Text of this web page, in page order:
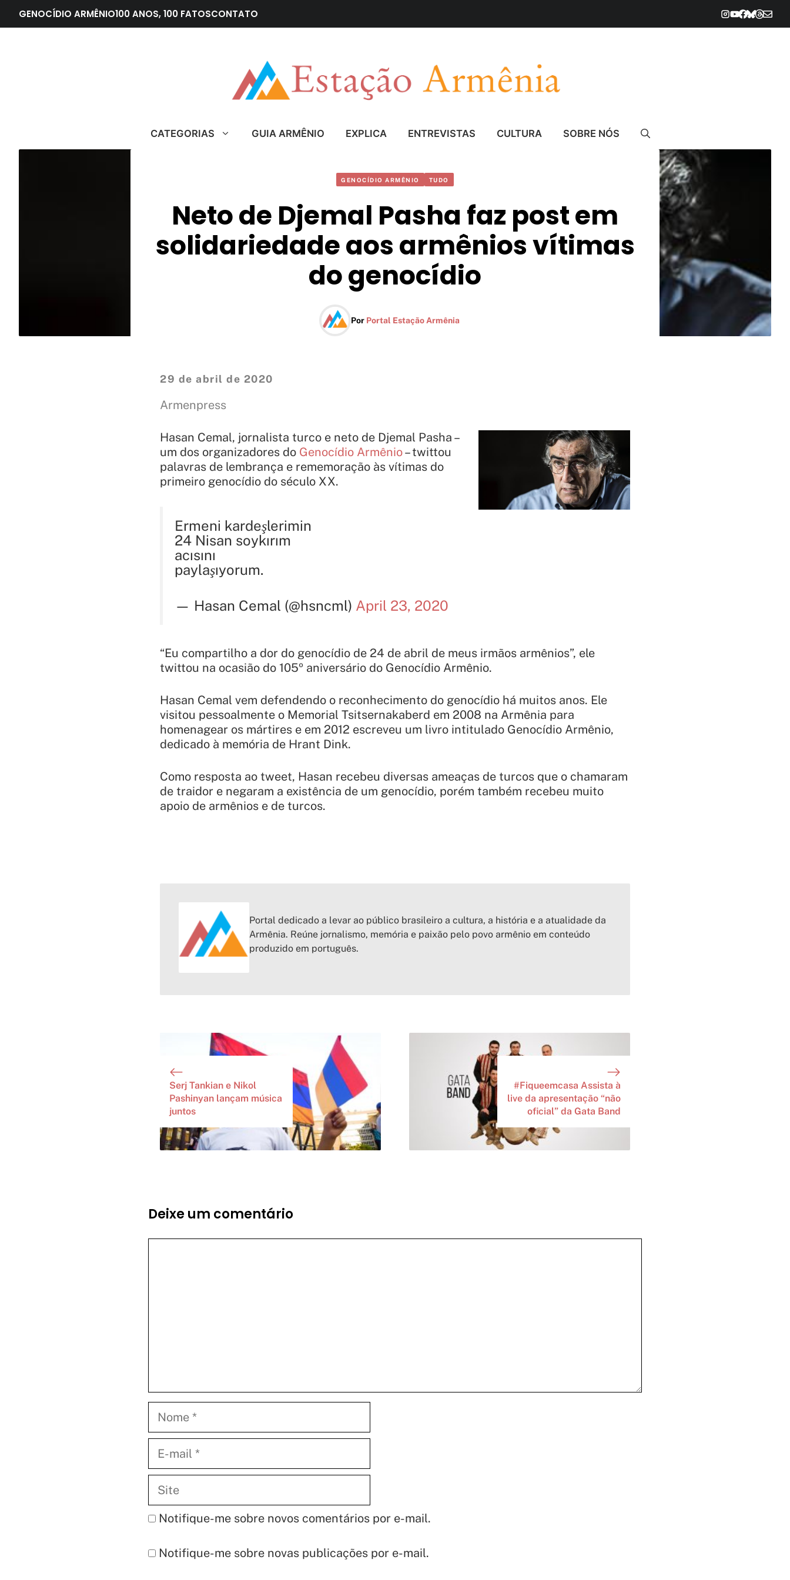
para
GENOCÍDIO ARMÊNIO100 ANOS, 100 FATOSCONTATO
CATEGORIAS GUIA ARMÊNIO EXPLICA ENTREVISTAS CULTURA SOBRE NÓS
GENOCÍDIO ARMÊNIO TUDO
Neto de Djemal Pasha faz post em
solidariedade aos armênios vítimas
do genocídio
Por Portal Estação Armênia
29 de abril de 2020
Armenpress
Hasan Cemal, jornalista turco e neto de Djemal Pasha –
um dos organizadores do Genocídio Armênio– twittou
palavras de lembrança e rememoração às vítimas do
primeiro genocídio do século XX.
Ermeni kardeşlerimin
24 Nisan soykırım
acısını
paylaşıyorum.
— Hasan Cemal (@hsncml) April 23, 2020
“Eu compartilho a dor do genocídio de 24 de abril de meus irmãos armênios”, ele
twittou na ocasião do 105º aniversário do Genocídio Armênio.
Hasan Cemal vem defendendo o reconhecimento do genocídio há muitos anos. Ele
visitou pessoalmente o Memorial Tsitsernakaberd em 2008 na Armênia para
homenagear os mártires e em 2012 escreveu um livro intitulado Genocídio Armênio,
dedicado à memória de Hrant Dink.
Como resposta ao tweet, Hasan recebeu diversas ameaças de turcos que o chamaram
de traidor e negaram a existência de um genocídio, porém também recebeu muito
apoio de armênios e de turcos.
Portal dedicado a levar ao público brasileiro a cultura, a história e a atualidade da
Armênia. Reúne jornalismo, memória e paixão pelo povo armênio em conteúdo
produzido em português.
Serj Tankian e Nikol
Pashinyan lançam música
juntos
#Fiqueemcasa Assista à
live da apresentação “não
oficial” da Gata Band
Deixe um comentário
mail
Notifique-me sobre novos comentários por e-mail.
Notifique-me sobre novas publicações por e-mail.